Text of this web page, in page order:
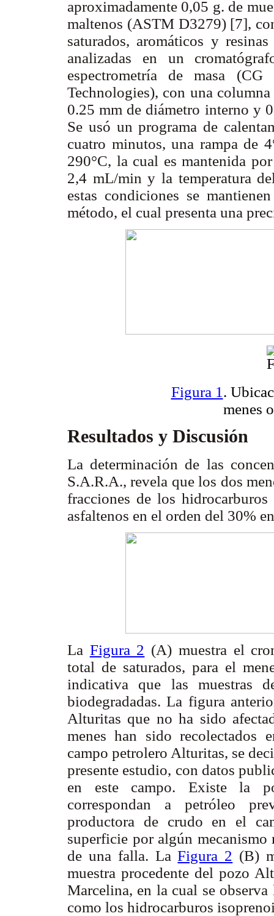
aproximadamente 0,05 g. de
maltenos (ASTM D3279) [7],
saturados, aromáticos y
analizadas en un
espectrometría de masa
Technologies), con una
0.25 mm de diámetro interno y
Se usó un programa de
cuatro minutos, una rampa de
290°C, la cual es mantenida
2,4 mL/min y la temperatura
estas condiciones se
método, el cual presenta una
Figura 1 .
menes
Resultados y Discusión
La determinación de las
S.A.R.A., revela que los dos
fracciones de los
asfaltenos en el orden del 30%
La Figura 2 (A) muestra el
total de saturados, para el
indicativa que las muestras
biodegradadas. La figura
Alturitas que no ha sido
menes han sido recolectados
campo petrolero Alturitas, se
presente estudio, con datos
en este campo. Existe la
correspondan a petróleo
productora de crudo en el
superficie por algún
de una falla. LaFigura 2 (B)
muestra procedente del pozo
Marcelina, en la cual se
como los hidrocarburos